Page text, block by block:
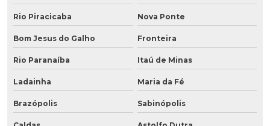
Rio Piracicaba Nova Ponte
Bom Jesus do Galho Fronteira
Rio Paranaíba Itaú de Minas
Ladainha Maria da Fé
Brazópolis Sabinópolis